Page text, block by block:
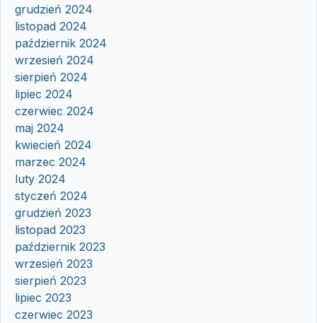
grudzień 2024
listopad 2024
październik 2024
wrzesień 2024
sierpień 2024
lipiec 2024
czerwiec 2024
maj 2024
kwiecień 2024
marzec 2024
luty 2024
styczeń 2024
grudzień 2023
listopad 2023
październik 2023
wrzesień 2023
sierpień 2023
lipiec 2023
czerwiec 2023